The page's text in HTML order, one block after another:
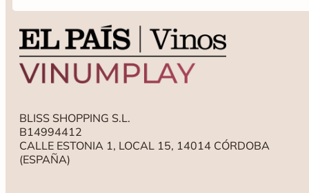
BLISS SHOPPING S.L.
B14994412
CALLE ESTONIA 1, LOCAL 15, 14014 CÓRDOBA
(ESPAÑA)